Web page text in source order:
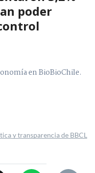
poder
en BioBioChile.
y transparencia de BBCL